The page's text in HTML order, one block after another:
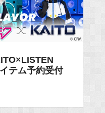
テム予約受付